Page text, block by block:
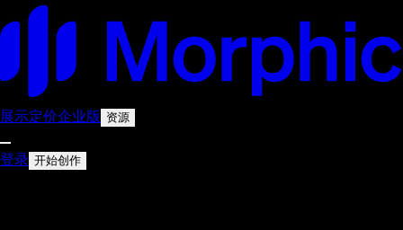
展示定价企业版 资源
登录 开始创作